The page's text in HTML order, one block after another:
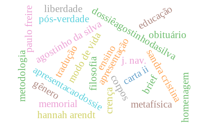
apresentação
dossiêagostinhodasilva
apresentacaodossie
tradução
brief
j. nav.
agostinho da silva
carta iisandra cristina
obituário
homenagem
memorial
corpos
filosofia
metafísica
modo de vida
paulo freire educação
pós-verdade
crença
metodologia gênero
liberdade
ensino
hannah arendt